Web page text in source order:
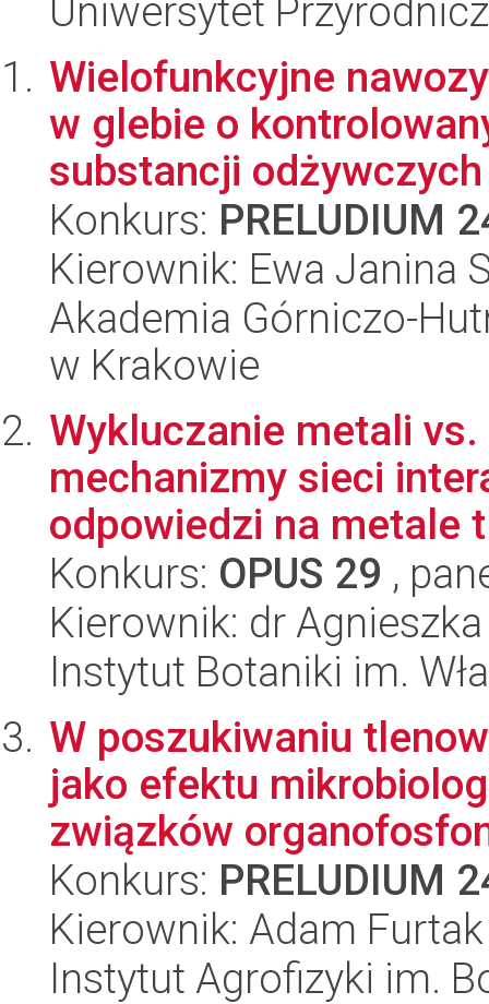
Uniwersytet
Wielofunkcyjne
w glebie o
substancji
Konkurs: PRELUDIUM
Kierownik: Ewa Janina
Akademia Górniczo-
w Krakowie
Wykluczanie metali
mechanizmy sieci
odpowiedzi na metale
Konkurs: OPUS 29 ,
Kierownik: dr
Instytut Botaniki im.
W poszukiwaniu
jako efektu
związków
Konkurs: PRELUDIUM
Kierownik: Adam Furtak
Instytut Agrofizyki im.